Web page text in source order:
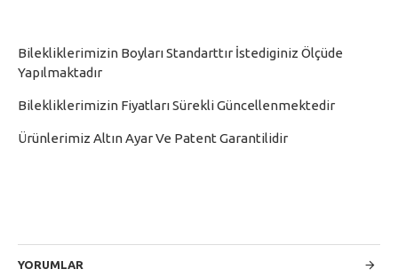
Bilekliklerimizin Boyları Standarttır İstediginiz Ölçüde
Yapılmaktadır
Bilekliklerimizin Fiyatları Sürekli Güncellenmektedir
Ürünlerimiz Altın Ayar Ve Patent Garantilidir
YORUMLAR